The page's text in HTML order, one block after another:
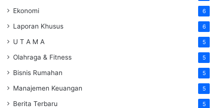
Ekonomi 6
Laporan Khusus 6
U T A M A 5
Olahraga & Fitness 5
Bisnis Rumahan 5
Manajemen Keuangan 5
Berita Terbaru 5